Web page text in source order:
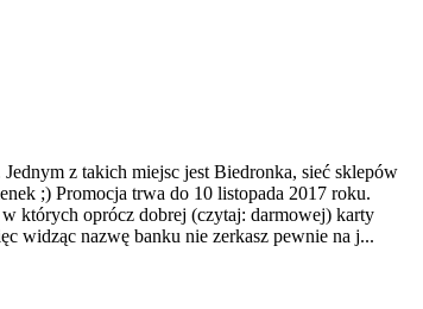
z takich miejsc jest Biedronka, sieć sklepów
;) Promocja trwa do 10 listopada 2017 roku.
których oprócz dobrej (czytaj: darmowej) karty
widząc nazwę banku nie zerkasz pewnie na j...